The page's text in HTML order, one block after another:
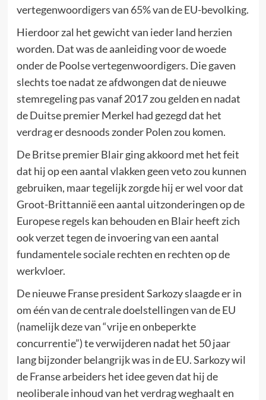
vertegenwoordigers van 65% van de EU-bevolking.
Hierdoor zal het gewicht van ieder land herzien
worden. Dat was de aanleiding voor de woede
onder de Poolse vertegenwoordigers. Die gaven
slechts toe nadat ze afdwongen dat de nieuwe
stemregeling pas vanaf 2017 zou gelden en nadat
de Duitse premier Merkel had gezegd dat het
verdrag er desnoods zonder Polen zou komen.
De Britse premier Blair ging akkoord met het feit
dat hij op een aantal vlakken geen veto zou kunnen
gebruiken, maar tegelijk zorgde hij er wel voor dat
Groot-Brittannië een aantal uitzonderingen op de
Europese regels kan behouden en Blair heeft zich
ook verzet tegen de invoering van een aantal
fundamentele sociale rechten en rechten op de
werkvloer.
De nieuwe Franse president Sarkozy slaagde er in
om één van de centrale doelstellingen van de EU
(namelijk deze van “vrije en onbeperkte
concurrentie”) te verwijderen nadat het 50 jaar
lang bijzonder belangrijk was in de EU. Sarkozy wil
de Franse arbeiders het idee geven dat hij de
neoliberale inhoud van het verdrag weghaalt en